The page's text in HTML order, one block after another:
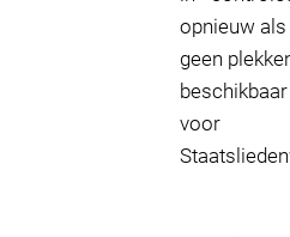
opnieuw als
geen
voor